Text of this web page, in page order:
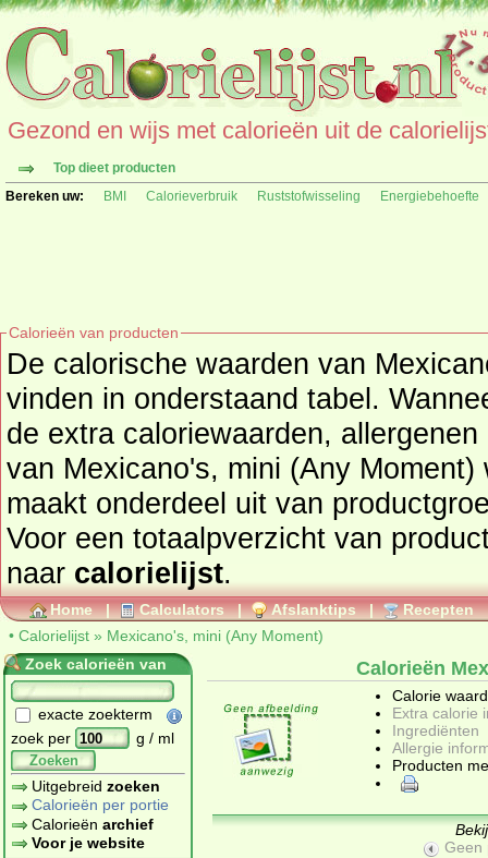
Gezond en wijs met calorieën uit de
Top dieet producten
Bereken uw:
BMI Calorieverbruik Ruststofwisseling Energiebehoefte
Calorieën van producten
De calorische waarden van
vinden in onderstaand tabel. Wanneer beschikbaar worden
de extra caloriewaarden,
van Mexicano's, mini (Any Moment)
maakt onderdeel uit van
Voor een totaalpverzicht van producten en hun calorieën gaat u
naar calorielijst.
Home | Calculators | Afslanktips | Recepten
• Calorielijst » Mexicano's, mini (Any Moment)
Zoek calorieën van
exacte zoekterm
zoek per
g / ml
Zoeken
Uitgebreid zoeken
Calorieën per portie
Calorieën archief
Voor je website
Calorieën
Calorie
Extra calorie
Ingrediënten
Allergie
Producten
Geen